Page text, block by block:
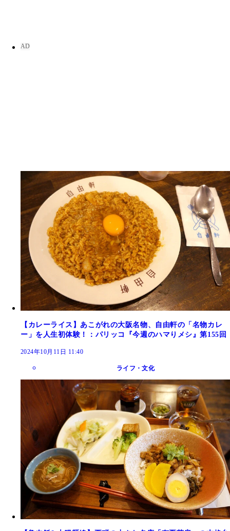
【カレーライス】あこがれの大阪名物、自由軒の「名物カレ
ー」を人生初体験！：パリッコ『今週のハマりメシ』第155回
2024年10月11日 11:40
ライフ・文化